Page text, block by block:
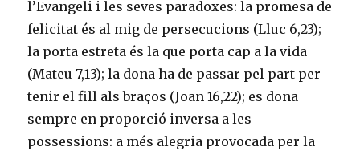
l’Evangeli i les seves paradoxes: la promesa de
felicitat és al mig de persecucions (Lluc 6,23);
la porta estreta és la que porta cap a la vida
(Mateu 7,13); la dona ha de passar pel part per
tenir el fill als braços (Joan 16,22); es dona
sempre en proporció inversa a les
possessions: a més alegria provocada per la